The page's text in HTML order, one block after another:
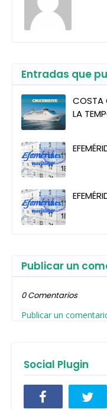
Entradas que
COSTA
LA
Publicar un
0 Comentarios
Publicar un
Social Plugin